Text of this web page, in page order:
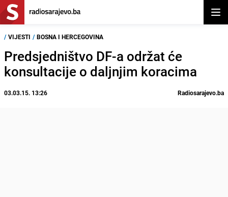
/ VIJESTI / BOSNA I HERCEGOVINA
Predsjedništvo DF-a održat će
konsultacije o daljnjim koracima
03.03.15. 13:26 Radiosarajevo.ba